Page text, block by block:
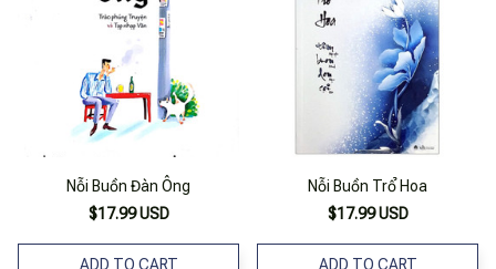
Nỗi Buồn Đàn Ông
$17.99 USD
ADD TO CART
Nỗi Buồn Trổ Hoa
$17.99 USD
ADD TO CART